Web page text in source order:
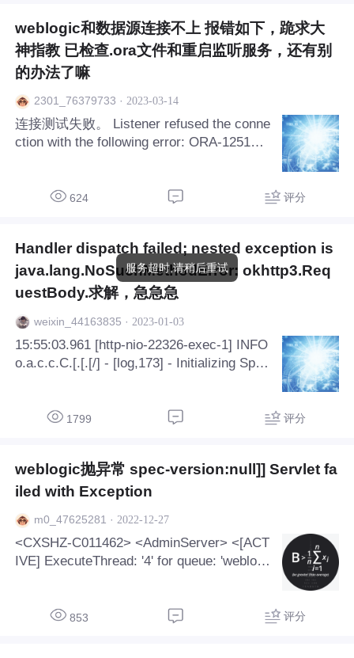
7. 在安全组配置完成后，您可以通过 ECS 控制台或
SSH 连接工具访问新 IP 地址。
需要注意的是，更换 IP 地址后，您可能需要进行其
他额外的安全措施，例如修改密码、更新软件等。
建议您密切关注服务器的安全状态，并及时更新防
护措施。
weblogic和数据源连接不上 报错如下，跪求大
神指教 已检查.ora文件和重启监听服务，还有别
的办法了嘛
2301_76379733 · 2023-03-14
连接测试失败。 Listener refused the conne
ction with the following error: ORA-12514,
624 评分
Handler dispatch failed; nested exception is
java.lang.NoSuchMethodError: okhttp3.Req
uestBody.求解，急急急
weixin_44163835 · 2023-01-03
15:55:03.961 [http-nio-22326-exec-1] INFO
o.a.c.c.C.[.[.[/] - [log,173] - Initializing Sprin
1799 评分
weblogic抛异常 spec-version:null]] Servlet fa
iled with Exception
m0_47625281 · 2022-12-27
<CXSHZ-C011462> <AdminServer> <[ACT
IVE] ExecuteThread: '4' for queue: 'weblogi
853 评分
服务超时,请稍后重试